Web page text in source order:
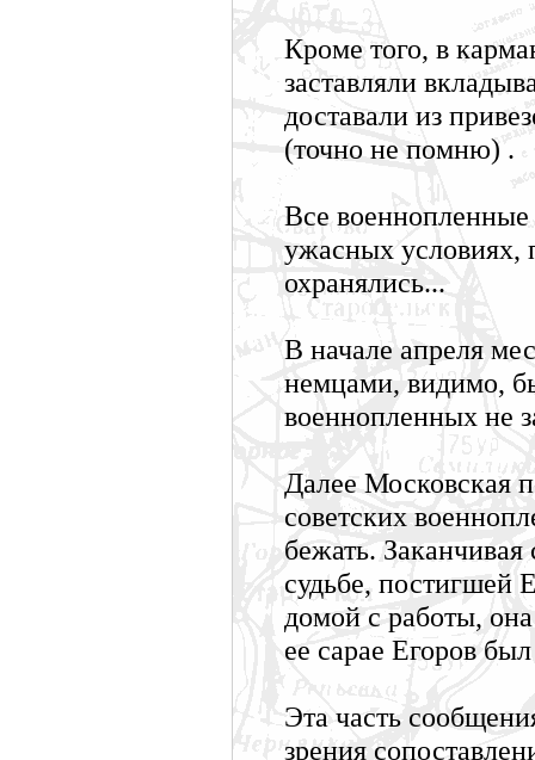
Кроме того, в
заставляли
доставали из
(точно не помню) .
Все
ужасных условиях,
охранялись...
В начале апреля
немцами, видимо,
военнопленных не
Далее Московская
советских
бежать.
судьбе, постигшей
домой с работы,
ее сарае Егоров
Эта часть
зрения